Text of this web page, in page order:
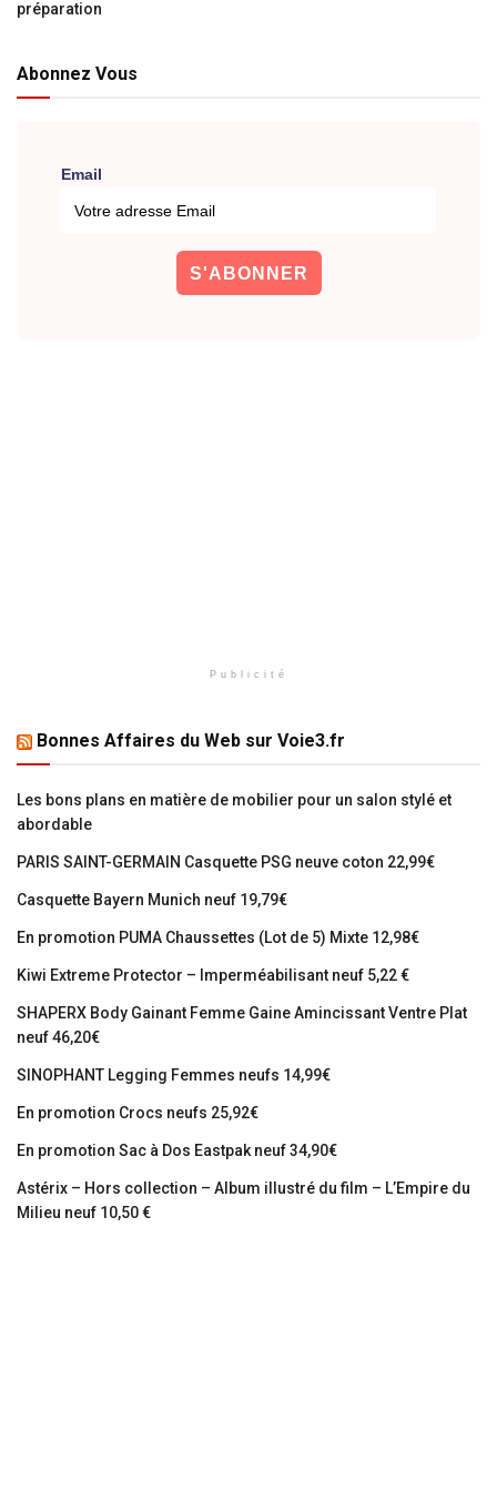
préparation
Abonnez Vous
Email
Publicité
Bonnes Affaires du Web sur Voie3.fr
Les bons plans en matière de mobilier pour un salon stylé et
abordable
PARIS SAINT-GERMAIN Casquette PSG neuve coton 22,99€
Casquette Bayern Munich neuf 19,79€
En promotion PUMA Chaussettes (Lot de 5) Mixte 12,98€
Kiwi Extreme Protector – Imperméabilisant neuf 5,22 €
SHAPERX Body Gainant Femme Gaine Amincissant Ventre Plat
neuf 46,20€
SINOPHANT Legging Femmes neufs 14,99€
En promotion Crocs neufs 25,92€
En promotion Sac à Dos Eastpak neuf 34,90€
Astérix – Hors collection – Album illustré du film – L’Empire du
Milieu neuf 10,50 €